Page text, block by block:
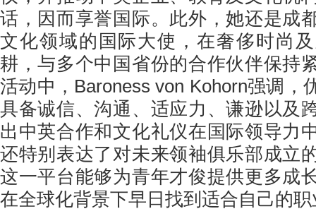
话，因而享誉国际。此外，她还是成
文化领域的国际大使，在奢侈时尚
耕，与多个中国省份的合作伙伴保持
活动中，Baroness von Kohorn强调，
具备诚信、沟通、适应力、谦逊以及
出中英合作和文化礼仪在国际领导力
还特别表达了对未来领袖俱乐部成立
这一平台能够为青年才俊提供更多成
在全球化背景下早日找到适合自己的